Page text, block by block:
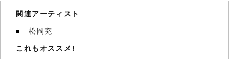
関連アーティスト
松岡充
これもオススメ！